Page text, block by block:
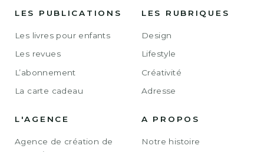
LES PUBLICATIONS
Les livres pour enfants
Les revues
L’abonnement
La carte cadeau
LES RUBRIQUES
Design
Lifestyle
Créativité
Adresse
L'AGENCE
Agence de création de
A PROPOS
Notre histoire